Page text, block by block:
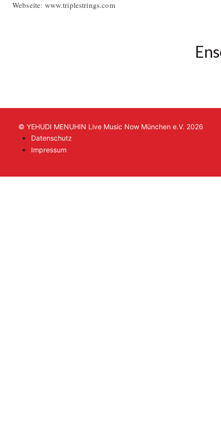
Webseite: www.triplestrings.com
© YEHUDI MENUHIN Live Music Now München e.V. 2026
Datenschutz
Impressum